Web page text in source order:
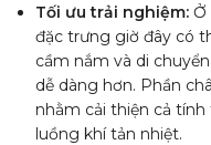
Tối ưu trải nghiệm: Ở
đặc trưng giờ đây có
cầm nắm và di
dễ dàng hơn. Phần
nhằm cải thiện cả
luồng khí tản nhiệt.